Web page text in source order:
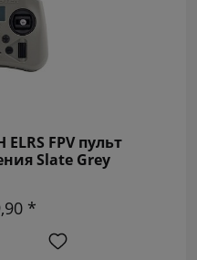
FPV пульт
Slate Grey
*